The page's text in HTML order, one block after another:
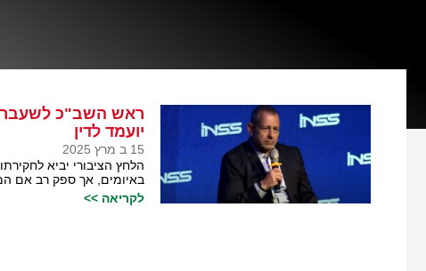
ראש השב"כ לשעבר
יועמד לדין
15 ב מרץ 2025
הלחץ הציבורי יביא
באיומים, אך ספק רב אם
לקריאה >>